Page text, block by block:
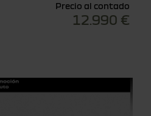
Precio al contado
12.990 €